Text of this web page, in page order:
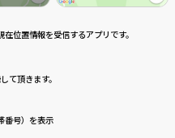
位置情報を受信するアプリです。
て頂きます。
番号）を表示